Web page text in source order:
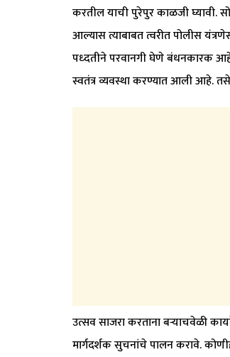
करतील याची पुरेपुर काळजी घ्यावी.
आल्यास त्याबाबत त्वरीत पोलीस
पध्दतीने परवानगी घेणे बंधनकारक
स्वतंत्र व्यवस्था करण्यात आली आहे.
उत्सव साजरा करताना बऱ्याचवेळी
मार्गदर्शक सुचनांचे पालन करावे.